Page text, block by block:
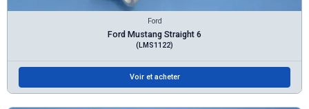
Ford
Ford Mustang Straight 6
(LMS1122)
Voir et acheter